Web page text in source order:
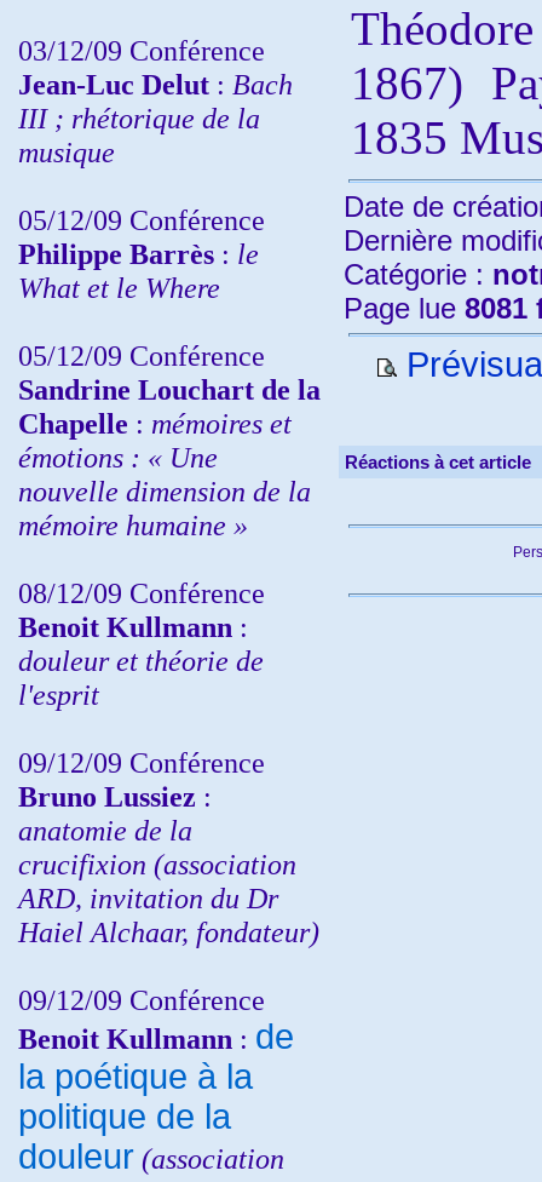
03/12/09 Conférence
Jean-Luc Delut : Bach
III ; rhétorique de la
musique
05/12/09 Conférence
Philippe Barrès : le
What et le Where
05/12/09 Conférence
Sandrine Louchart de la
Chapelle : mémoires et
émotions : « Une
nouvelle dimension de la
mémoire humaine »
08/12/09 Conférence
Benoit Kullmann :
douleur et théorie de
l'esprit
09/12/09 Conférence
Bruno Lussiez :
anatomie de la
crucifixion (association
ARD, invitation du Dr
Haiel Alchaar, fondateur)
09/12/09 Conférence
Benoit Kullmann : de
la poétique à la
politique de la
douleur (association
1867)
1835
Date de
Dernière
Catégorie :
Page lue 8081
Réactions à cet article